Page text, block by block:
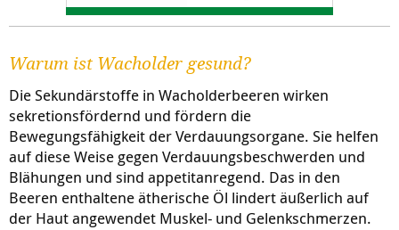
Warum ist Wacholder gesund?
Die Sekundärstoffe in Wacholderbeeren wirken
sekretionsfördernd und fördern die
Bewegungsfähigkeit der Verdauungsorgane. Sie helfen
auf diese Weise gegen Verdauungsbeschwerden und
Blähungen und sind appetitanregend. Das in den
Beeren enthaltene ätherische Öl lindert äußerlich auf
der Haut angewendet Muskel- und Gelenkschmerzen.